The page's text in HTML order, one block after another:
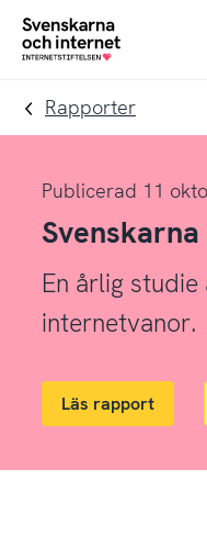
Till
navigation
Till
innehåll
To
Rapporter
Publicerad 11
En årlig
internetvanor.
Läs rapport